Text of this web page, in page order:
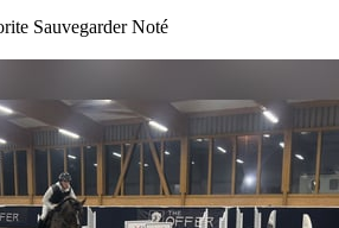
Sauvegarder Noté